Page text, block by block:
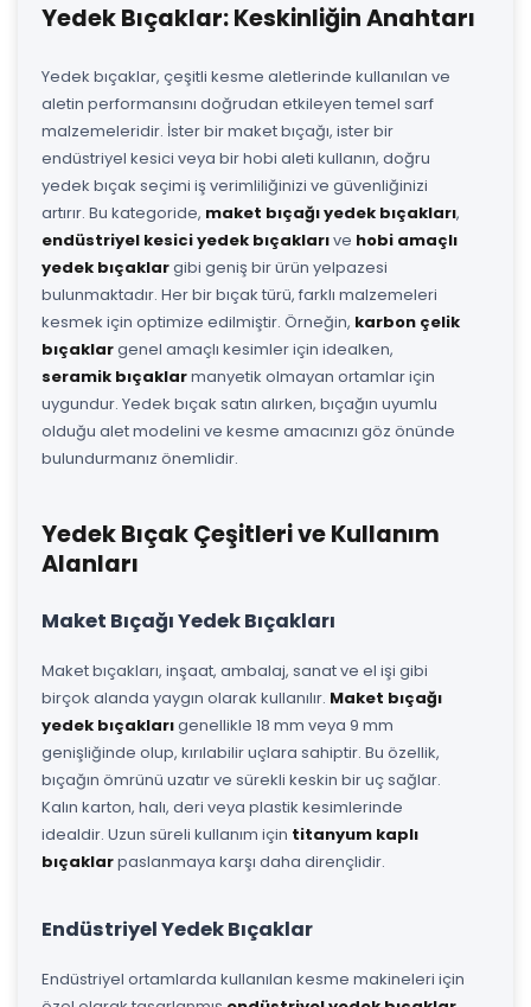
Yedek Bıçaklar: Keskinliğin Anahtarı
Yedek bıçaklar, çeşitli kesme aletlerinde kullanılan ve
aletin performansını doğrudan etkileyen temel sarf
malzemeleridir. İster bir maket bıçağı, ister bir
endüstriyel kesici veya bir hobi aleti kullanın, doğru
yedek bıçak seçimi iş verimliliğinizi ve güvenliğinizi
artırır. Bu kategoride, maket bıçağı yedek bıçakları,
endüstriyel kesici yedek bıçaklarıve hobi amaçlı
yedek bıçaklargibi geniş bir ürün yelpazesi
bulunmaktadır. Her bir bıçak türü, farklı malzemeleri
kesmek için optimize edilmiştir. Örneğin, karbon çelik
bıçaklargenel amaçlı kesimler için idealken,
seramik bıçaklarmanyetik olmayan ortamlar için
uygundur. Yedek bıçak satın alırken, bıçağın uyumlu
olduğu alet modelini ve kesme amacınızı göz önünde
bulundurmanız önemlidir.
Yedek Bıçak Çeşitleri ve Kullanım
Alanları
Maket Bıçağı Yedek Bıçakları
Maket bıçakları, inşaat, ambalaj, sanat ve el işi gibi
birçok alanda yaygın olarak kullanılır. Maket bıçağı
yedek bıçaklarıgenellikle 18 mm veya 9 mm
genişliğinde olup, kırılabilir uçlara sahiptir. Bu özellik,
bıçağın ömrünü uzatır ve sürekli keskin bir uç sağlar.
Kalın karton, halı, deri veya plastik kesimlerinde
idealdir. Uzun süreli kullanım için titanyum kaplı
bıçaklarpaslanmaya karşı daha dirençlidir.
Endüstriyel Yedek Bıçaklar
Endüstriyel ortamlarda kullanılan kesme makineleri için